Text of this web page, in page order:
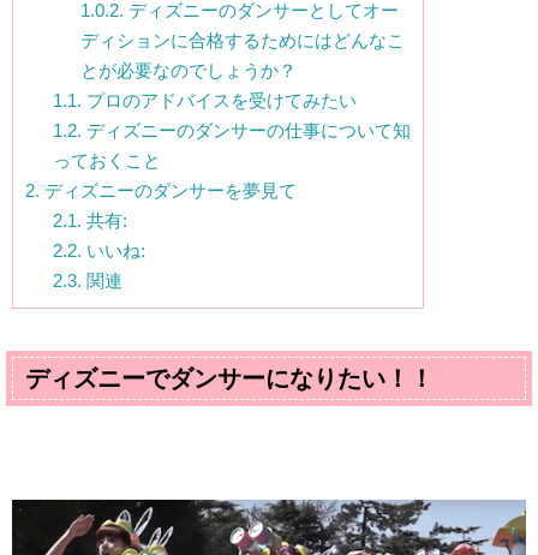
1.0.2. ディズニーのダンサーとしてオー
ディションに合格するためにはどんなこ
とが必要なのでしょうか？
1.1. プロのアドバイスを受けてみたい
1.2. ディズニーのダンサーの仕事について知
っておくこと
2. ディズニーのダンサーを夢見て
2.1. 共有:
2.2. いいね:
2.3. 関連
ディズニーでダンサーになりたい！！